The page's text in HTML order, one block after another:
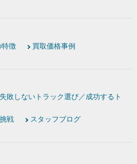
特徴
買取価格事例
敗しないトラック選び／成功するト
戦
スタッフブログ